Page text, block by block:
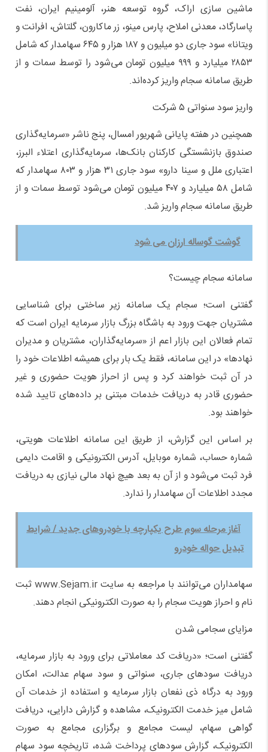
ماشین سازی اراک، گروه توسعه هنر، آلومینیم ایران، نفت
پاسارگاد، معدنی املاح، پارس مینو، زر ماکارون، گلتاش، افرانت و
ویتانا» سود جاری دو میلیون و ۱۸۷ هزار و ۶۴۵ سهامدار که شامل
۲۸۵۳ میلیارد و ۹۹۹ میلیون تومان می‌شود را توسط سمات و از
طریق سامانه سجام واریز کرده‌اند.
واریز سود سنواتی ۵ شرکت
همچنین در هفته پایانی شهریور امسال، پنج ناشر «سرمایه‌گذاری
صندوق بازنشستگی کارکنان بانک‌ها، سرمایه‌گذاری اعتلاء البرز،
اعتباری ملل و سینا دارو» سود جاری ۳۱ هزار و ۸۰۳ سهامدار که
شامل ۵۸ میلیارد و ۴۰۷ میلیون تومان می‌شود توسط سمات و از
طریق سامانه سجام واریز شد.
گوشت گوساله ارزان می شود
سامانه سجام چیست؟
گفتنی است؛ سجام یک سامانه زیر ساختی برای شناسایی
مشتریان جهت ورود به باشگاه بزرگ بازار سرمایه ایران است که
تمام فعالان این بازار اعم از «سرمایه‌گذاران، مشتریان و مدیران
نهادها» در این سامانه، فقط یک بار برای همیشه اطلاعات خود را
در آن ثبت خواهند کرد و پس از احراز هویت حضوری و غیر
حضوری قادر به دریافت خدمات مبتنی بر داده‌های تایید شده
خواهند بود.
بر اساس این گزارش، از طریق این سامانه اطلاعات هویتی،
شماره حساب، شماره موبایل، آدرس الکترونیکی و اقامت دایمی
فرد ثبت می‌شود و از آن به بعد هیچ نهاد مالی نیازی به دریافت
مجدد اطلاعات آن سهامدار را ندارد.
آغاز مرحله سوم طرح یکپارچه با خودرو‌های جدید / شرایط
تبدیل حواله خودرو
سهامداران می‌توانند با مراجعه به سایت www.Sejam.ir ثبت
نام و احراز هویت سجام را به صورت الکترونیکی انجام دهند.
مزایای سجامی شدن
گفتنی است؛ «دریافت کد معاملاتی برای ورود به بازار سرمایه،
دریافت سود‌های جاری، سنواتی و سود سهام عدالت، امکان
ورود به درگاه ذی نفعان بازار سرمایه و استفاده از خدمات آن
شامل میز خدمت الکترونیک، مشاهده و گزارش دارایی، دریافت
گواهی سهام، لیست مجامع و برگزاری مجامع به صورت
الکترونیک، گزارش سود‌های پرداخت شده، تاریخچه سود سهام